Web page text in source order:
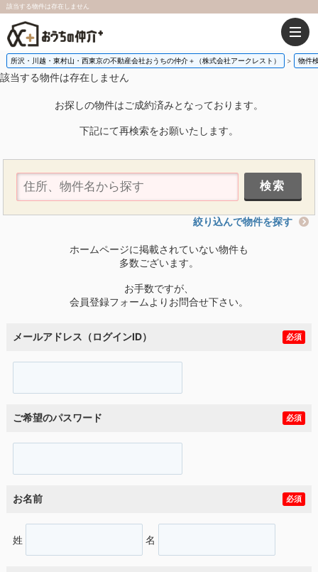
該当する物件は存在しません
所沢・川越・東村山・西東京の不動産会社おうちの仲介＋（株式会社アークレスト） 物件
該当する物件は存在しません
お探しの物件はご成約済みとなっております。
下記にて再検索をお願いたします。
絞り込んで物件を探す
ホームページに掲載されていない物件も
多数ございます。
お手数ですが、
会員登録フォームよりお問合せ下さい。
メールアドレス（ログインID） 必須
ご希望のパスワード 必須
お名前 必須
姓 名